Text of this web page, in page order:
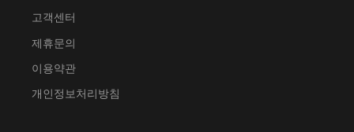
고객센터
제휴문의
이용약관
개인정보처리방침